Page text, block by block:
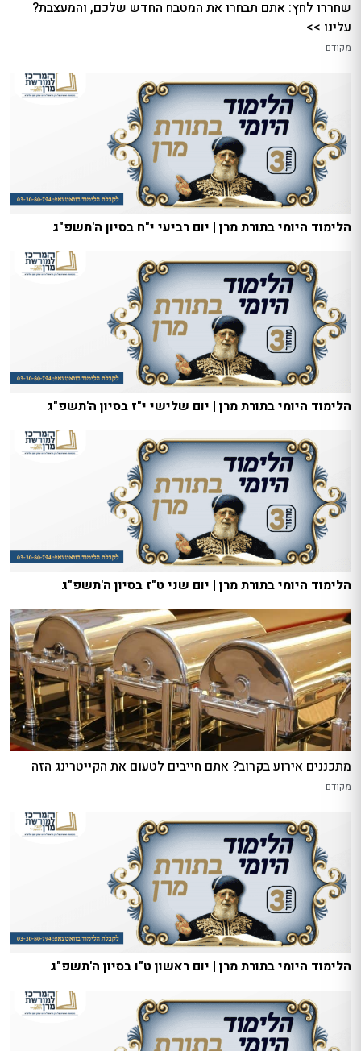
שחררו לחץ: אתם תבחרו את המטבח החדש שלכם, והמעצבת?
עלינו >>
מקודם
הלימוד היומי בתורת מרן | יום רביעי י"ח בסיון ה'תשפ"ג
הלימוד היומי בתורת מרן | יום שלישי י"ז בסיון ה'תשפ"ג
הלימוד היומי בתורת מרן | יום שני ט"ז בסיון ה'תשפ"ג
מתכננים אירוע בקרוב? אתם חייבים לטעום את הקייטרינג הזה
מקודם
הלימוד היומי בתורת מרן | יום ראשון ט"ו בסיון ה'תשפ"ג